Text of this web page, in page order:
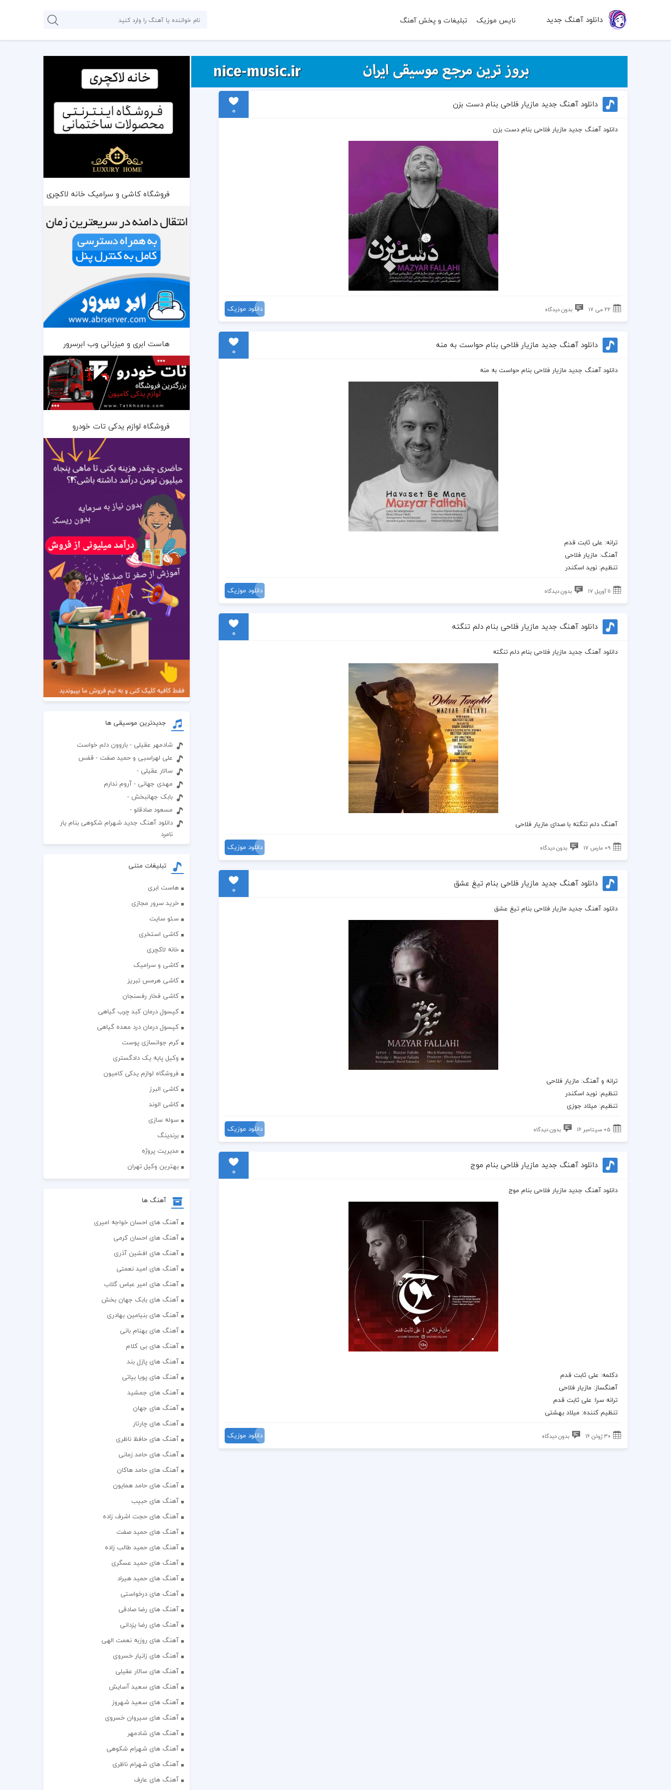
دانلود آهنگ جدید نایس موزیک تبلیغات و پخش آهنگ
دانلود آهنگ جدید مازیار فلاحی بنام دست بزن
0
دانلود آهنگ جدید مازیار فلاحی بنام دست بزن
22 می 17 بدون دیدگاه دانلود موزیک
دانلود آهنگ جدید مازیار فلاحی بنام حواست به منه
0
دانلود آهنگ جدید مازیار فلاحی بنام حواست به منه
ترانه: علی ثابت قدم
آهنگ: مازیار فلاحی
تنظیم: نوید اسکندر
11 آوریل 17 بدون دیدگاه دانلود موزیک
دانلود آهنگ جدید مازیار فلاحی بنام دلم تنگته
0
دانلود آهنگ جدید مازیار فلاحی بنام دلم تنگته
آهنگ دلم تنگته با صدای مازیار فلاحی
09 مارس 17 بدون دیدگاه دانلود موزیک
دانلود آهنگ جدید مازیار فلاحی بنام تیغ عشق
0
دانلود آهنگ جدید مازیار فلاحی بنام تیغ عشق
ترانه وآهنگ: مازیار فلاحی
تنظیم: نوید اسکندر
تنظیم: میلاد جوزی
05 سپتامبر 16 بدون دیدگاه دانلود موزیک
دانلود آهنگ جدید مازیار فلاحی بنام موج
0
دانلود آهنگ جدید مازیار فلاحی بنام موج
دکلمه: علی ثابت قدم
آهنگساز: مازیار فلاحی
ترانه سرا: علی ثابت قدم
تنظیم کننده: میلاد بهشتی
30 ژوئن 16 بدون دیدگاه دانلود موزیک
فروشگاه کاشی و سرامیک خانه لاکچری
هاست ابری و میزبانی وب ابرسرور
فروشگاه لوازم یدکی تات خودرو
جدیدترین موسیقی ها
شادمهر عقیلی - باروون دلم خواست
علی لهراسبی و حمید صفت - قفس
سالار عقیلی -
مهدی جهانی - آروم ندارم
بابک جهانبخش -
مسعود صادقلو -
دانلود آهنگ جدید شهرام شکوهی بنام یار
نامرد
تبلیغات متنی
هاست ابری
خرید سرور مجازی
سئو سایت
کاشی استخری
خانه لاکچری
کاشی و سرامیک
کاشی هرمس تبریز
کاشی فخار رفسنجان
کپسول درمان کبد چرب گیاهی
کپسول درمان درد معده گیاهی
کرم جوانسازی پوست
وکیل پایه یک دادگستری
فروشگاه لوازم یدکی کامیون
کاشی البرز
کاشی الوند
سوله سازی
برندینگ
مدیریت پروژه
بهترین وکیل تهران
آهنگ ها
آهنگ های احسان خواجه امیری
آهنگ های احسان کرمی
آهنگ های افشین آذری
آهنگ های امید نعمتی
آهنگ های امیر عباس گلاب
آهنگ های بابک جهان بخش
آهنگ های بنیامین بهادری
آهنگ های بهنام بانی
آهنگ های بی کلام
آهنگ های پازل بند
آهنگ های پویا بیاتی
آهنگ های جمشید
آهنگ های جهان
آهنگ های چارتار
آهنگ های حافظ ناظری
آهنگ های حامد زمانی
آهنگ های حامد هاکان
آهنگ های حامد همایون
آهنگ های حبیب
آهنگ های حجت اشرف زاده
آهنگ های حمید صفت
آهنگ های حمید طالب زاده
آهنگ های حمید عسگری
آهنگ های حمید هیراد
آهنگ های درخواستی
آهنگ های رضا صادقی
آهنگ های رضا یزدانی
آهنگ های روزبه نعمت الهی
آهنگ های زانیار خسروی
آهنگ های سالار عقیلی
آهنگ های سعید آسایش
آهنگ های سعید شهروز
آهنگ های سیروان خسروی
آهنگ های شادمهر
آهنگ های شهرام شکوهی
آهنگ های شهرام ناظری
آهنگ های عارف